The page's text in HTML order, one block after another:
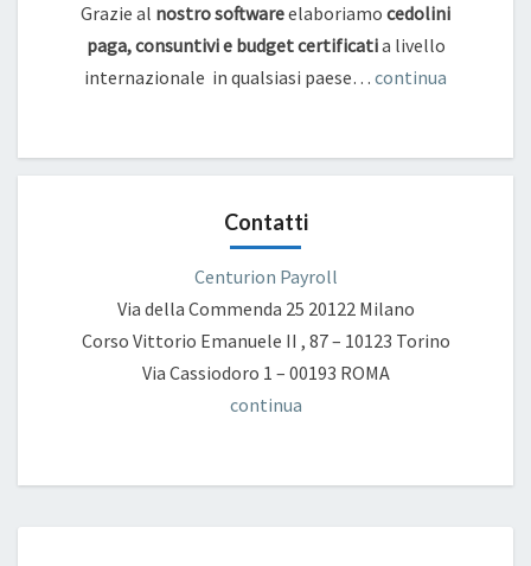
Grazie al nostro softwareelaboriamo cedolini
paga, consuntivi e budget certificatia livello
internazionale in qualsiasi paese… continua
Contatti
Centurion Payroll
Via della Commenda 25 20122 Milano
Corso Vittorio Emanuele II , 87 – 10123 Torino
Via Cassiodoro 1 – 00193 ROMA
continua